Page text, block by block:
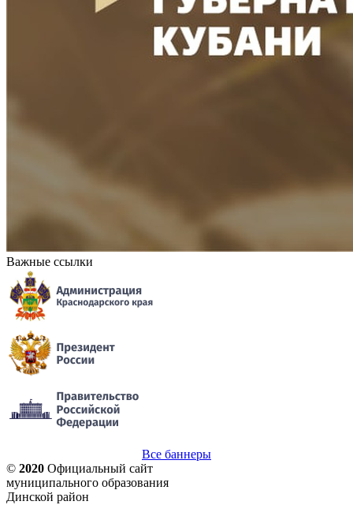
Важные ссылки
Все баннеры
© 2020 Официальный сайт
муниципального образования
Динской район